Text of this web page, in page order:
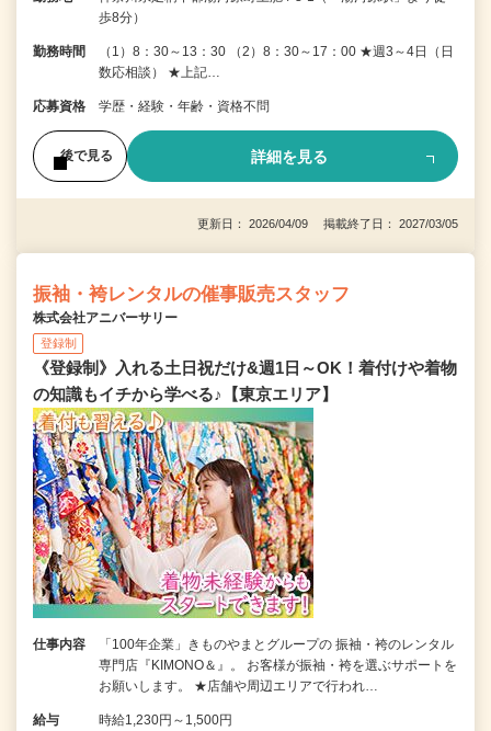
歩8分）
勤務時間
（1）8：30～13：30 （2）8：30～17：00 ★週3～4日（日
数応相談） ★上記…
応募資格 学歴・経験・年齢・資格不問
後で見る 詳細を見る
更新日： 2026/04/09 掲載終了日： 2027/03/05
振袖・袴レンタルの催事販売スタッフ
株式会社アニバーサリー
登録制
《登録制》入れる土日祝だけ&週1日～OK！着付けや着物
の知識もイチから学べる♪【東京エリア】
仕事内容
「100年企業」きものやまとグループの 振袖・袴のレンタル
専門店『KIMONO＆』。 お客様が振袖・袴を選ぶサポートを
お願いします。 ★店舗や周辺エリアで行われ…
給与 時給1,230円～1,500円